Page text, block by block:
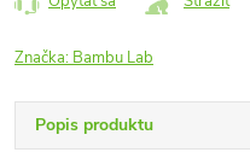
Značka: Bambu Lab
Popis produktu